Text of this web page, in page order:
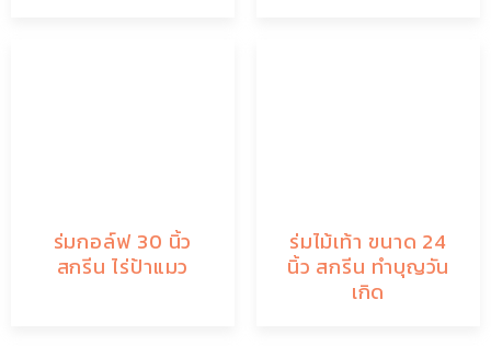
ร่มกอล์ฟ 30 นิ้ว
สกรีน ไร่ป้าแมว
ร่มไม้เท้า ขนาด 24
นิ้ว สกรีน ทำบุญวัน
เกิด